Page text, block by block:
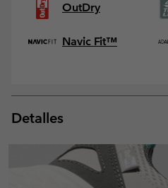
OutDry
Navic Fit™
Detalles